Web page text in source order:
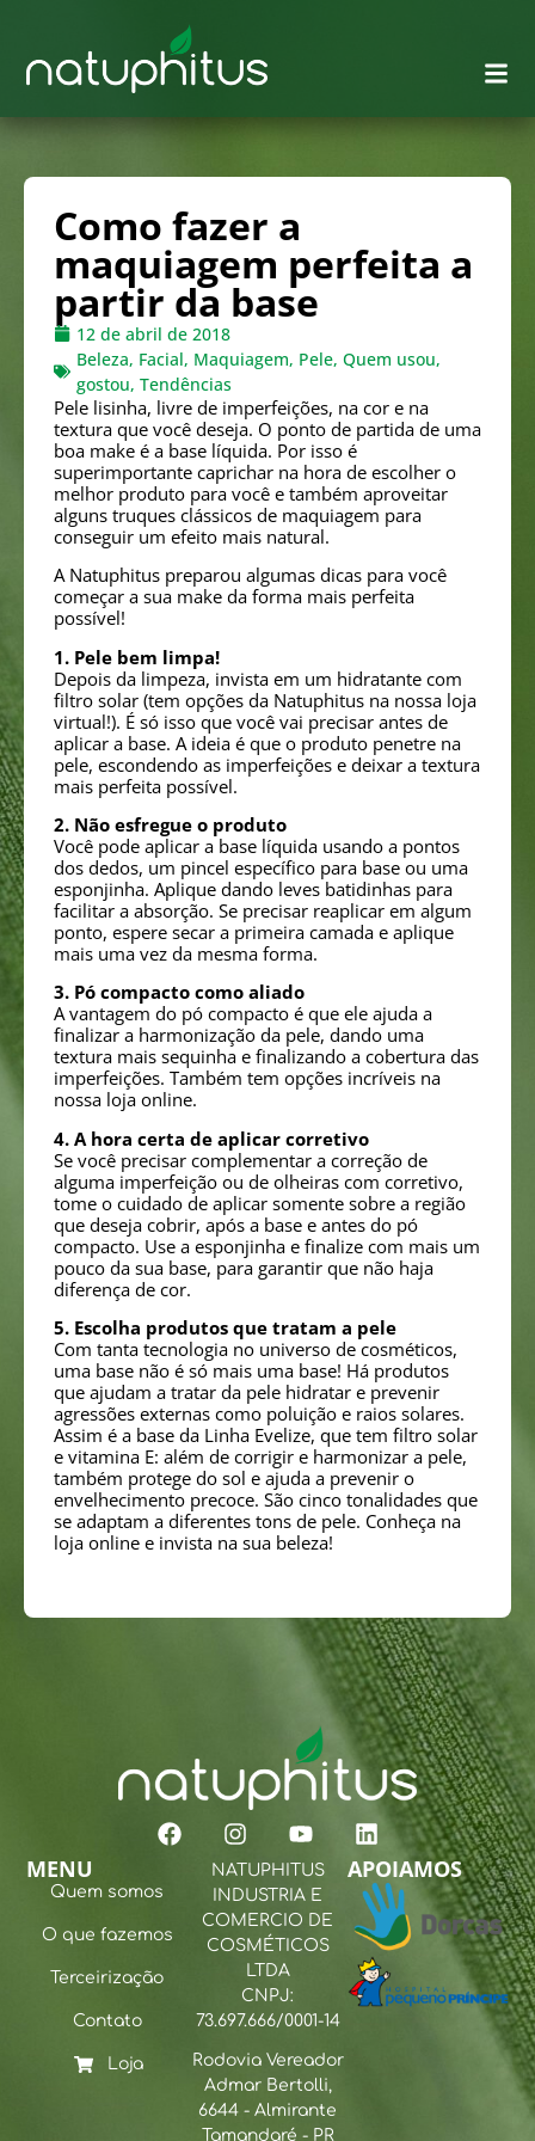
Como fazer a
maquiagem perfeita a
partir da base
12 de abril de 2018
Beleza, Facial, Maquiagem, Pele, Quem usou,
gostou, Tendências
Pele lisinha, livre de imperfeições, na cor e na
textura que você deseja. O ponto de partida de uma
boa make é a base líquida. Por isso é
superimportante caprichar na hora de escolher o
melhor produto para você e também aproveitar
alguns truques clássicos de maquiagem para
conseguir um efeito mais natural.
A Natuphitus preparou algumas dicas para você
começar a sua make da forma mais perfeita
possível!
1. Pele bem limpa!
Depois da limpeza, invista em um hidratante com
filtro solar (tem opções da Natuphitus na nossa loja
virtual!). É só isso que você vai precisar antes de
aplicar a base. A ideia é que o produto penetre na
pele, escondendo as imperfeições e deixar a textura
mais perfeita possível.
2. Não esfregue o produto
Você pode aplicar a base líquida usando a pontos
dos dedos, um pincel específico para base ou uma
esponjinha. Aplique dando leves batidinhas para
facilitar a absorção. Se precisar reaplicar em algum
ponto, espere secar a primeira camada e aplique
mais uma vez da mesma forma.
3. Pó compacto como aliado
A vantagem do pó compacto é que ele ajuda a
finalizar a harmonização da pele, dando uma
textura mais sequinha e finalizando a cobertura das
imperfeições. Também tem opções incríveis na
nossa loja online.
4. A hora certa de aplicar corretivo
Se você precisar complementar a correção de
alguma imperfeição ou de olheiras com corretivo,
tome o cuidado de aplicar somente sobre a região
que deseja cobrir, após a base e antes do pó
compacto. Use a esponjinha e finalize com mais um
pouco da sua base, para garantir que não haja
diferença de cor.
5. Escolha produtos que tratam a pele
Com tanta tecnologia no universo de cosméticos,
uma base não é só mais uma base! Há produtos
que ajudam a tratar da pele hidratar e prevenir
agressões externas como poluição e raios solares.
Assim é a base da Linha Evelize, que tem filtro solar
e vitamina E: além de corrigir e harmonizar a pele,
também protege do sol e ajuda a prevenir o
envelhecimento precoce. São cinco tonalidades que
se adaptam a diferentes tons de pele. Conheça na
loja online e invista na sua beleza!
MENU
Quem somos
O que fazemos
Terceirização
Contato
Loja
NATUPHITUS
INDUSTRIA E
COMERCIO DE
COSMÉTICOS
LTDA
CNPJ:
73.697.666/0001-14
Rodovia Vereador
Admar Bertolli,
6644 - Almirante
Tamandaré - PR
APOIAMOS